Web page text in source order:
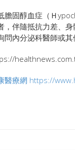
膽固醇血症（Ｈ
，伴隨抵抗力差、
問內分泌科醫師或
醫療網 https://